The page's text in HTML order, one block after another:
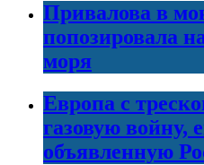
Привалова в
попозировала
моря
Европа с
газовую войну,
объявленную